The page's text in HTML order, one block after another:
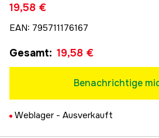
19,58 €
EAN: 795711176167
Gesamt: 19,58 €
Benachrichtige
Weblager - Ausverkauft